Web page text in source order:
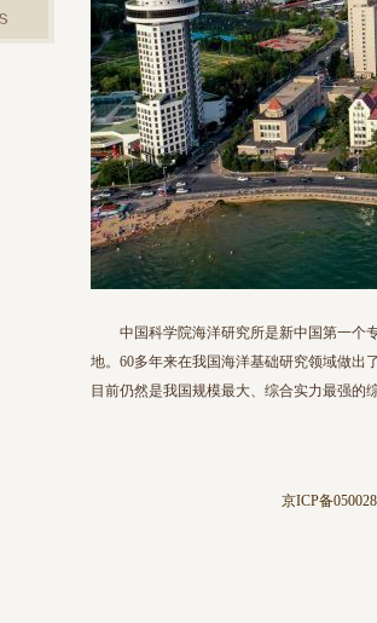
中国科学院海洋研究所是新中国第一个
地。60多年来在我国海洋基础研究领域做出
目前仍然是我国规模最大、综合实力最强的
京ICP备